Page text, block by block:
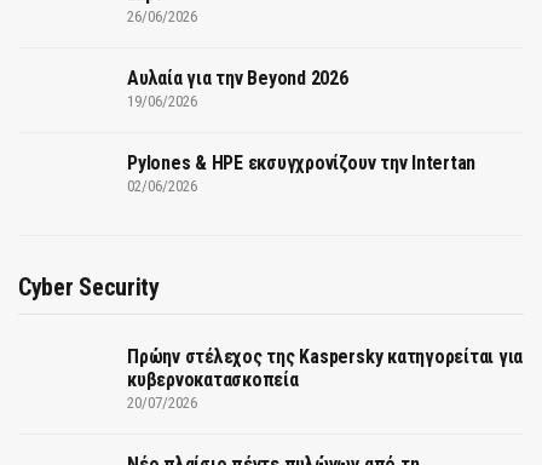
26/06/2026
Αυλαία για την Beyond 2026
19/06/2026
Pylones & HPE εκσυγχρονίζουν την Intertan
02/06/2026
Cyber Security
Πρώην στέλεχος της Kaspersky κατηγορείται για
κυβερνοκατασκοπεία
20/07/2026